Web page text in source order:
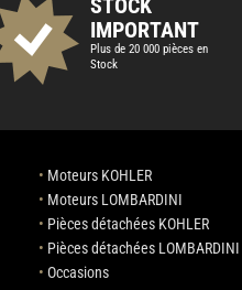
STOCK
IMPORTANT
Plus de 20 000 pièces en
Stock
• Moteurs KOHLER
• Moteurs LOMBARDINI
• Pièces détachées KOHLER
• Pièces détachées LOMBARDINI
• Occasions